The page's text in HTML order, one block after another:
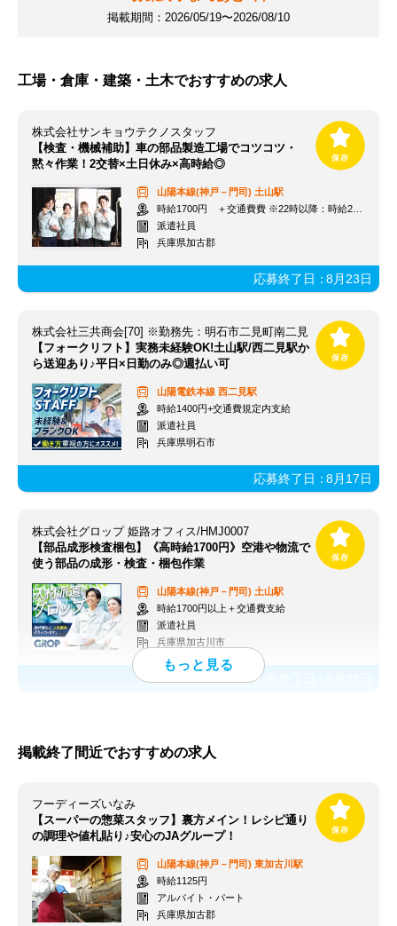
掲載期間： 2026/05/19〜2026/08/10
工場・倉庫・建築・土木でおすすめの求人
株式会社サンキョウテクノスタッフ
【検査・機械補助】車の部品製造工場でコツコツ・
黙々作業！2交替×土日休み×高時給◎
山陽本線(神戸－門司) 土山駅
時給1700円 ＋交通費費 ※22時以降：時給2125円
派遣社員
兵庫県加古郡
応募終了日：8月23日
株式会社三共商会[70] ※勤務先：明石市二見町南二見
【フォークリフト】実務未経験OK!土山駅/西二見駅か
ら送迎あり♪平日×日勤のみ◎週払い可
山陽電鉄本線 西二見駅
時給1400円+交通費規定内支給
派遣社員
兵庫県明石市
応募終了日：8月17日
株式会社グロップ 姫路オフィス/HMJ0007
【部品成形検査梱包】《高時給1700円》空港や物流で
使う部品の成形・検査・梱包作業
山陽本線(神戸－門司) 土山駅
時給1700円以上＋交通費支給
派遣社員
兵庫県加古川市
応募終了日：
掲載終了間近でおすすめの求人
フーディーズいなみ
【スーパーの惣菜スタッフ】裏方メイン！レシピ通り
の調理や値札貼り♪安心のJAグループ！
山陽本線(神戸－門司) 東加古川駅
時給1125円
アルバイト・パート
兵庫県加古郡